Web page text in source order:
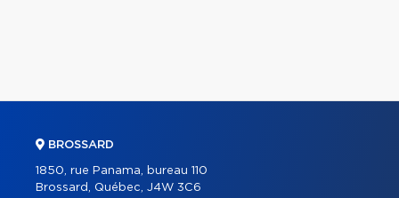
BROSSARD
1850, rue Panama, bureau 110
Brossard, Québec, J4W 3C6